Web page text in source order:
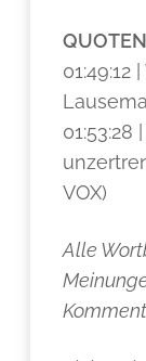
01:49:12
01:53:28
VOX)
Alle